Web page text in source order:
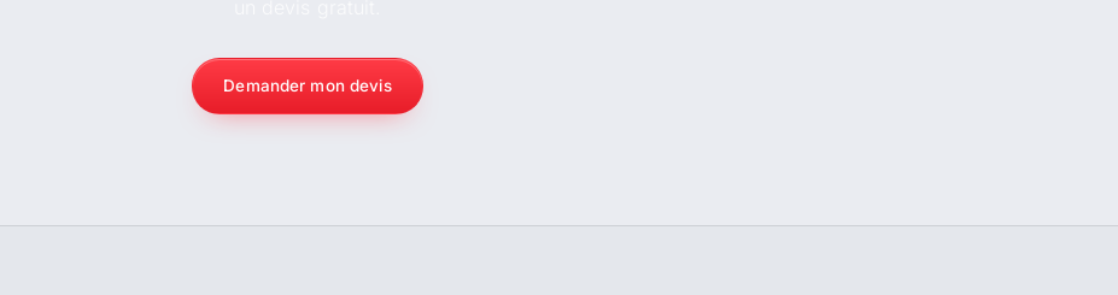
Demander mon devis